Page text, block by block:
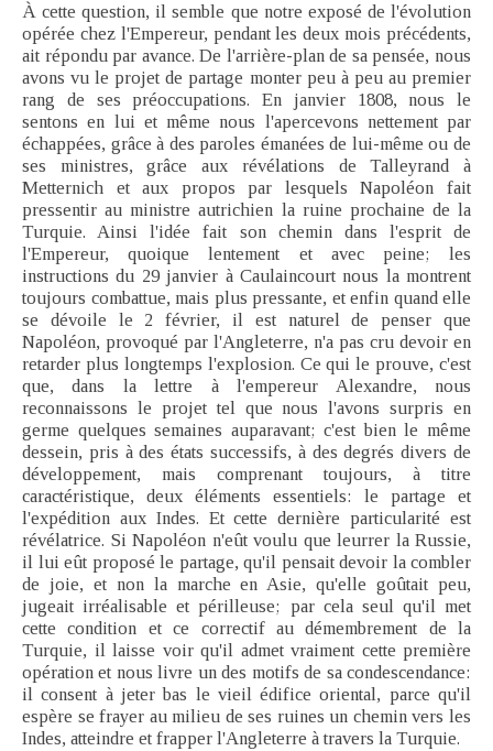
À cette question, il semble que notre exposé de l'évolution
opérée chez l'Empereur, pendant les deux mois précédents,
ait répondu par avance. De l'arrière-plan de sa pensée, nous
avons vu le projet de partage monter peu à peu au premier
rang de ses préoccupations. En janvier 1808, nous le
sentons en lui et même nous l'apercevons nettement par
échappées, grâce à des paroles émanées de lui-même ou de
ses ministres, grâce aux révélations de Talleyrand à
Metternich et aux propos par lesquels Napoléon fait
pressentir au ministre autrichien la ruine prochaine de la
Turquie. Ainsi l'idée fait son chemin dans l'esprit de
l'Empereur, quoique lentement et avec peine; les
instructions du 29 janvier à Caulaincourt nous la montrent
toujours combattue, mais plus pressante, et enfin quand elle
se dévoile le 2 février, il est naturel de penser que
Napoléon, provoqué par l'Angleterre, n'a pas cru devoir en
retarder plus longtemps l'explosion. Ce qui le prouve, c'est
que, dans la lettre à l'empereur Alexandre, nous
reconnaissons le projet tel que nous l'avons surpris en
germe quelques semaines auparavant; c'est bien le même
dessein, pris à des états successifs, à des degrés divers de
développement, mais comprenant toujours, à titre
caractéristique, deux éléments essentiels: le partage et
l'expédition aux Indes. Et cette dernière particularité est
révélatrice. Si Napoléon n'eût voulu que leurrer la Russie,
il lui eût proposé le partage, qu'il pensait devoir la combler
de joie, et non la marche en Asie, qu'elle goûtait peu,
jugeait irréalisable et périlleuse; par cela seul qu'il met
cette condition et ce correctif au démembrement de la
Turquie, il laisse voir qu'il admet vraiment cette première
opération et nous livre un des motifs de sa condescendance:
il consent à jeter bas le vieil édifice oriental, parce qu'il
espère se frayer au milieu de ses ruines un chemin vers les
Indes, atteindre et frapper l'Angleterre à travers la Turquie.